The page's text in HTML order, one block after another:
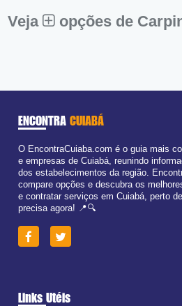
Dom:
Fechado
Veja opções de
ENCONTRA CUIABÁ
O EncontraCuiaba.com é o guia mais
e empresas de Cuiabá, reunindo
dos estabelecimentos da região.
compare opções e descubra os
e contratar serviços em Cuiabá, perto
precisa agora! 📍🔍
Links Utéis